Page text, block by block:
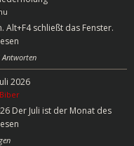
schließt das Fenster.
Antworten
2026
Der Juli ist der Monat des